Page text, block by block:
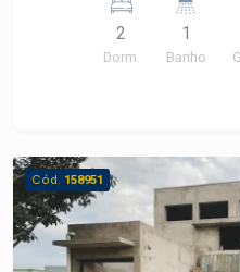
brastemp, armários ,
auxiliar ao lado do
armários Dormitório com armário grande - 6
Aquecedor
2
Dorm.
1
Banho
Cód. 158951